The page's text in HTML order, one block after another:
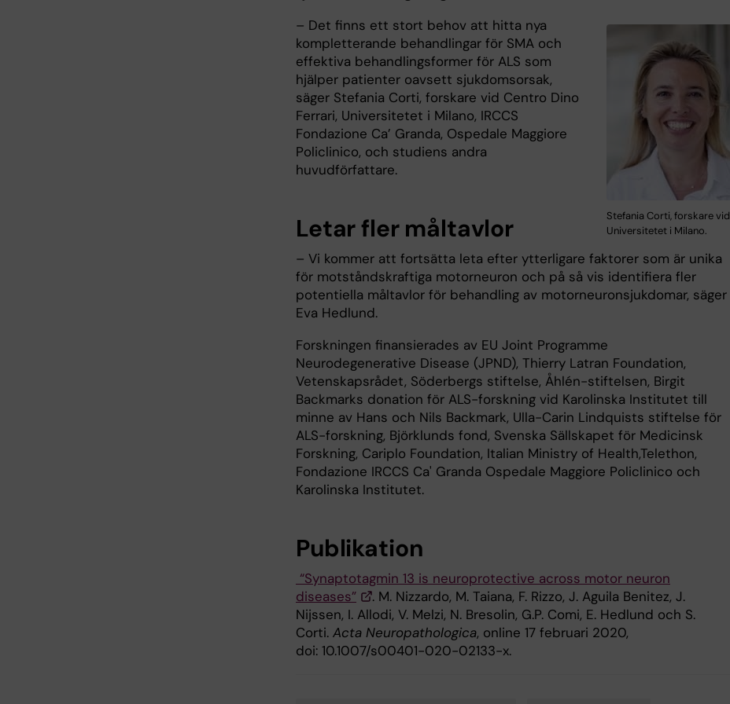
Stefania Corti, forskare vid
Universitetet i Milano.
– Det finns ett stort behov att hitta nya
kompletterande behandlingar för SMA och
effektiva behandlingsformer för ALS som
hjälper patienter oavsett sjukdomsorsak,
säger Stefania Corti, forskare vid Centro Dino
Ferrari, Universitetet i Milano, IRCCS
Fondazione Ca’ Granda, Ospedale Maggiore
Policlinico, och studiens andra
huvudförfattare.
Letar fler måltavlor
– Vi kommer att fortsätta leta efter ytterligare faktorer som är unika
för motståndskraftiga motorneuron och på så vis identifiera fler
potentiella måltavlor för behandling av motorneuronsjukdomar, säger
Eva Hedlund.
Forskningen finansierades av EU Joint Programme
Neurodegenerative Disease (JPND), Thierry Latran Foundation,
Vetenskapsrådet, Söderbergs stiftelse, Åhlén-stiftelsen, Birgit
Backmarks donation för ALS-forskning vid Karolinska Institutet till
minne av Hans och Nils Backmark, Ulla-Carin Lindquists stiftelse för
ALS-forskning, Björklunds fond, Svenska Sällskapet för Medicinsk
Forskning, Cariplo Foundation, Italian Ministry of Health,Telethon,
Fondazione IRCCS Ca' Granda Ospedale Maggiore Policlinico och
Karolinska Institutet.
Publikation
“Synaptotagmin 13 is neuroprotective across motor neuron
diseases”
. M. Nizzardo, M. Taiana, F. Rizzo, J. Aguila Benitez, J.
Nijssen, I. Allodi, V. Melzi, N. Bresolin, G.P. Comi, E. Hedlund och S.
Corti. Acta Neuropathologica, online 17 februari 2020,
doi: 10.1007/s00401-020-02133-x.